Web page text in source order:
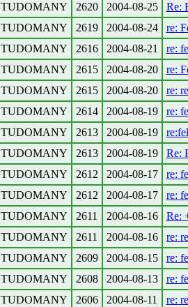
TUDOMANY
2620 2004-08-25
Re:
TUDOMANY
2619 2004-08-24
re:
TUDOMANY
2616 2004-08-21
re:
TUDOMANY
2615 2004-08-20
re:
TUDOMANY
2615 2004-08-20
re:
TUDOMANY
2614 2004-08-19
re:
TUDOMANY
2613 2004-08-19
TUDOMANY
2613 2004-08-19
Re:
TUDOMANY
2612 2004-08-17
re:
TUDOMANY
2612 2004-08-17
re:
TUDOMANY
2611 2004-08-16
Re:
TUDOMANY
2611 2004-08-16
re:
TUDOMANY
2609 2004-08-15
re:
TUDOMANY
2608 2004-08-13
re:
TUDOMANY
2606 2004-08-11
re: